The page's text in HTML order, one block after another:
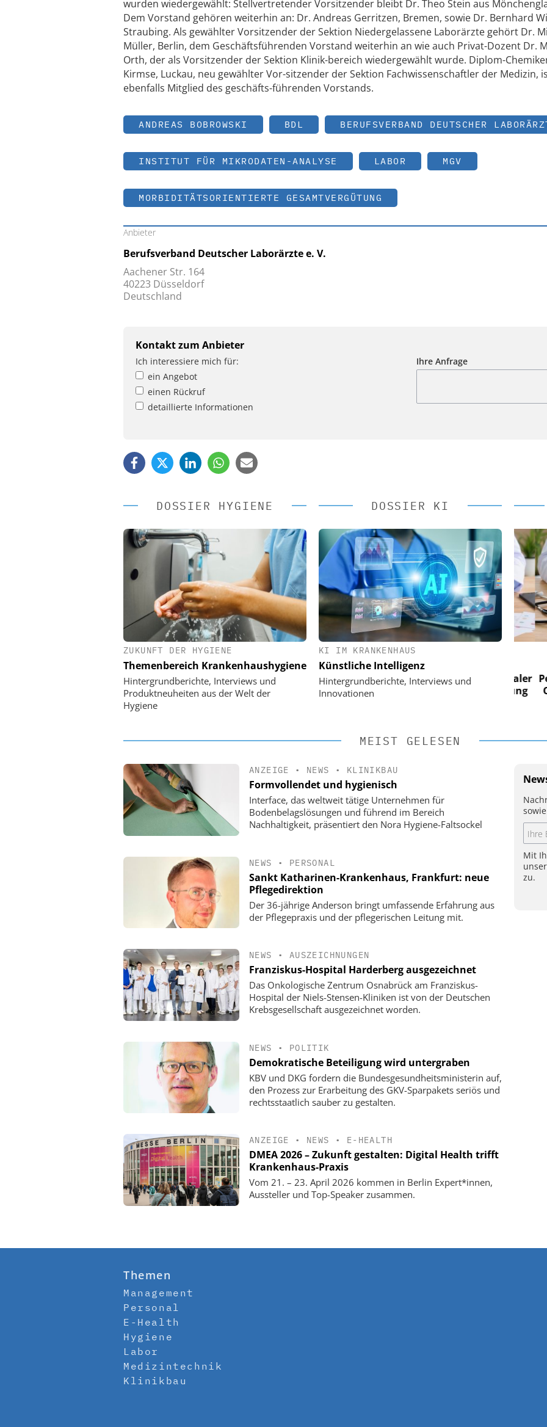
wurden wiedergewählt: Stellvertretender Vorsitzender bleibt Dr. Theo Stein aus
Dem Vorstand gehören weiterhin an: Dr. Andreas Gerritzen, Bremen, sowie Dr. Bernhard
Straubing. Als gewählter Vorsitzender der Sektion Niedergelassene Laborärzte gehört Dr.
Müller, Berlin, dem Geschäftsführenden Vorstand weiterhin an wie auch Privat-Dozent Dr.
Orth, der als Vorsitzender der Sektion Klinik-bereich wiedergewählt wurde. Diplom-
Kirmse, Luckau, neu gewählter Vor-sitzender der Sektion Fachwissenschaftler der Medizin,
ebenfalls Mitglied des geschäfts-führenden Vorstands.
ANDREAS BOBROWSKI BDL BERUFSVERBAND DEUTSCHER
INSTITUT FÜR MIKRODATEN-ANALYSE LABOR MGV
MORBIDITÄTSORIENTIERTE GESAMTVERGÜTUNG
Anbieter
Berufsverband Deutscher Laborärzte e. V.
Aachener Str. 164
40223 Düsseldorf
Deutschland
Kontakt zum Anbieter
Ich interessiere mich für:
ein Angebot
einen Rückruf
detaillierte Informationen
Ihre Anfrage
DOSSIER HYGIENE
ZUKUNFT DER HYGIENE
Themenbereich Krankenhaushygiene
Hintergrundberichte, Interviews und
Produktneuheiten aus der Welt der
Hygiene
DOSSIER KI
KI IM KRANKENHAUS
Künstliche Intelligenz
Hintergrundberichte, Interviews und
Innovationen
EASY SOFTWARE AG
Digitalisierung im
Personalmanagement: Von digitaler
Ordnung zur KI-fähigen Steuerung
EASY SOFTWARE AG
Digitalisierung im
Personalmanagement: Von digitaler
Ordnung zur KI-fähigen Steuerung
MEIST GELESEN
ANZEIGE • NEWS • KLINIKBAU
Formvollendet und hygienisch
Interface, das weltweit tätige Unternehmen für
Bodenbelagslösungen und führend im Bereich
Nachhaltigkeit, präsentiert den Nora Hygiene-Faltsockel
NEWS • PERSONAL
Sankt Katharinen-Krankenhaus, Frankfurt: neue
Pflegedirektion
Der 36-jährige Anderson bringt umfassende Erfahrung aus
der Pflegepraxis und der pflegerischen Leitung mit.
NEWS • AUSZEICHNUNGEN
Franziskus-Hospital Harderberg ausgezeichnet
Das Onkologische Zentrum Osnabrück am Franziskus-
Hospital der Niels-Stensen-Kliniken ist von der Deutschen
Krebsgesellschaft ausgezeichnet worden.
NEWS • POLITIK
Demokratische Beteiligung wird untergraben
KBV und DKG fordern die Bundesgesundheitsministerin auf,
den Prozess zur Erarbeitung des GKV-Sparpakets seriös und
rechtsstaatlich sauber zu gestalten.
ANZEIGE • NEWS • E-HEALTH
DMEA 2026 – Zukunft gestalten: Digital Health trifft
Krankenhaus-Praxis
Vom 21. – 23. April 2026 kommen in Berlin Expert*innen,
Aussteller und Top-Speaker zusammen.
Mit
zu.
Themen
Management
Personal
E-Health
Hygiene
Labor
Medizintechnik
Klinikbau